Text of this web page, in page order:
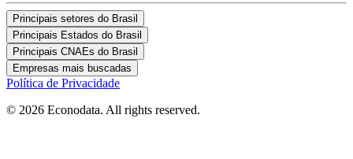
Principais setores do Brasil
Principais Estados do Brasil
Principais CNAEs do Brasil
Empresas mais buscadas
Política de Privacidade
© 2026 Econodata. All rights reserved.